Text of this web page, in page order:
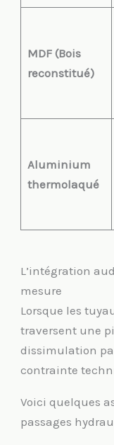
MDF (Bois
reconstitué)
Aluminium
thermolaqué
L’intégration
mesure
Lorsque les
traversent une
dissimulation
contrainte
Voici quelques
passages